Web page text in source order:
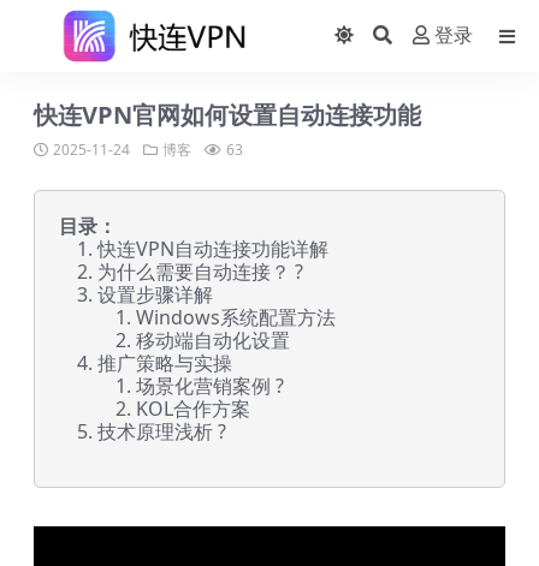
登录
快连VPN官网如何设置自动连接功能
2025-11-24 博客 63
目录：
快连VPN自动连接功能详解
为什么需要自动连接？ ?
设置步骤详解
Windows系统配置方法
移动端自动化设置
推广策略与实操
场景化营销案例 ?
KOL合作方案
技术原理浅析 ?